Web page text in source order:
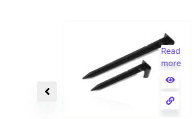
Read
more